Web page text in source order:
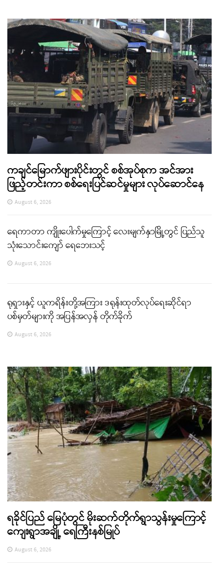
ကချင်မြောက်ဖျားပိုင်းတွင် စစ်အုပ်စုက အင်အား
ဖြည့်တင်းကာ စစ်ရေးပြင်ဆင်မှုများ လုပ်ဆောင်နေ
August 6, 2026
ရေကာတာ ကျိုးပေါက်မှုကြောင့် လေးမျက်နှာမြို့တွင် ပြည်သူ
သုံးသောင်းကျော် ရေဘေးသင့်
August 6, 2026
ရုရှားနှင့် ယူကရိန်းတို့အကြား ဒရုန်းထုတ်လုပ်ရေးဆိုင်ရာ
ပစ်မှတ်များကို အပြန်အလှန် တိုက်ခိုက်
August 6, 2026
ရခိုင်ပြည် မြေပုံတွင် မိုးဆက်တိုက်ရွာသွန်းမှုကြောင့်
ကျေးရွာအချို့ ရေကြီးနစ်မြုပ်
August 6, 2026